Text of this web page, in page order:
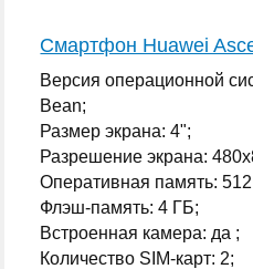
Смартфон Huawei
Версия операционной
Bean;
Размер экрана: 4";
Разрешение экрана:
Оперативная память:
Флэш-память: 4 ГБ;
Встроенная камера: да ;
Количество SIM-карт: 2;